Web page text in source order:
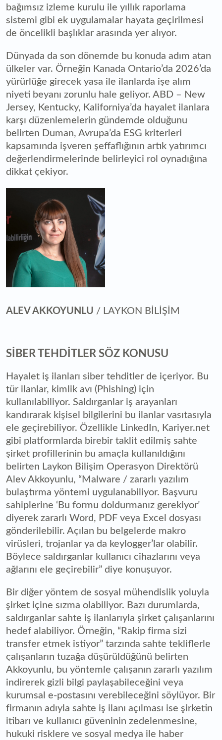
bağımsız izleme kurulu ile yıllık raporlama
sistemi gibi ek uygulamalar hayata geçirilmesi
de öncelikli başlıklar arasında yer alıyor.
Dünyada da son dönemde bu konuda adım atan
ülkeler var. Örneğin Kanada Ontario’da 2026’da
yürürlüğe girecek yasa ile ilanlarda işe alım
niyeti beyanı zorunlu hale geliyor. ABD – New
Jersey, Kentucky, Kaliforniya’da hayalet ilanlara
karşı düzenlemelerin gündemde olduğunu
belirten Duman, Avrupa’da ESG kriterleri
kapsamında işveren şeffaflığının artık yatırımcı
değerlendirmelerinde belirleyici rol oynadığına
dikkat çekiyor.
ALEV AKKOYUNLU / LAYKON BİLİŞİM
SİBER TEHDİTLER SÖZ KONUSU
Hayalet iş ilanları siber tehditler de içeriyor. Bu
tür ilanlar, kimlik avı (Phishing) için
kullanılabiliyor. Saldırganlar iş arayanları
kandırarak kişisel bilgilerini bu ilanlar vasıtasıyla
ele geçirebiliyor. Özellikle LinkedIn, Kariyer.net
gibi platformlarda birebir taklit edilmiş sahte
şirket profillerinin bu amaçla kullanıldığını
belirten Laykon Bilişim Operasyon Direktörü
Alev Akkoyunlu, “Malware / zararlı yazılım
bulaştırma yöntemi uygulanabiliyor. Başvuru
sahiplerine ‘Bu formu doldurmanız gerekiyor’
diyerek zararlı Word, PDF veya Excel dosyası
gönderilebilir. Açılan bu belgelerde makro
virüsleri, trojanlar ya da keylogger’lar olabilir.
Böylece saldırganlar kullanıcı cihazlarını veya
ağlarını ele geçirebilir” diye konuşuyor.
Bir diğer yöntem de sosyal mühendislik yoluyla
şirket içine sızma olabiliyor. Bazı durumlarda,
saldırganlar sahte iş ilanlarıyla şirket çalışanlarını
hedef alabiliyor. Örneğin, “Rakip firma sizi
transfer etmek istiyor” tarzında sahte tekliflerle
çalışanların tuzağa düşürüldüğünü belirten
Akkoyunlu, bu yöntemle çalışanın zararlı yazılım
indirerek gizli bilgi paylaşabileceğini veya
kurumsal e-postasını verebileceğini söylüyor. Bir
firmanın adıyla sahte iş ilanı açılması ise şirketin
itibarı ve kullanıcı güveninin zedelenmesine,
hukuki risklere ve sosyal medya ile haber